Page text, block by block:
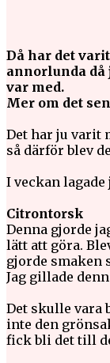
Då har det
annorlunda då
var med.
Mer om det
Det har ju varit
så därför blev
I veckan lagade
Citrontorsk
Denna gjorde
lätt att göra.
gjorde smaken
Jag gillade
Det skulle vara
inte den
fick bli det till